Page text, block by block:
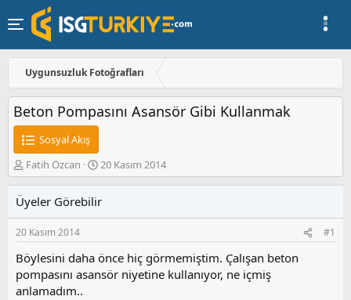
Uygunsuzluk Fotoğrafları
Beton Pompasını Asansör Gibi Kullanmak
Sosyal Akış
K
o
u
y
u
a
ş
l
Fatih Özcan
B
a
l
a
ı
ç
20 Kasım 2014
Üyeler Görebilir
20 Kasım 2014 #1
Böylesini daha önce hiç görmemiştim. Çalışan beton
pompasını asansör niyetine kullanıyor, ne içmiş
anlamadım..